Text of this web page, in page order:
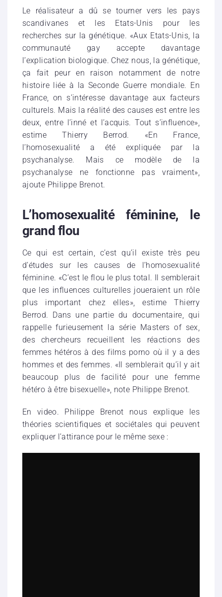
Le réalisateur a dû se tourner vers les pays
scandivanes et les Etats-Unis pour les
recherches sur la génétique. «Aux Etats-Unis, la
communauté gay accepte davantage
l’explication biologique. Chez nous, la génétique,
ça fait peur en raison notamment de notre
histoire liée à la Seconde Guerre mondiale. En
France, on s’intéresse davantage aux facteurs
culturels. Mais la réalité des causes est entre les
deux, entre l’inné et l’acquis. Tout s’influence»,
estime Thierry Berrod. «En France,
l’homosexualité a été expliquée par la
psychanalyse. Mais ce modèle de la
psychanalyse ne fonctionne pas vraiment»,
ajoute Philippe Brenot.
L’homosexualité féminine, le
grand flou
Ce qui est certain, c’est qu’il existe très peu
d’études sur les causes de l’homosexualité
féminine. «C’est le flou le plus total. Il semblerait
que les influences culturelles joueraient un rôle
plus important chez elles», estime Thierry
Berrod. Dans une partie du documentaire, qui
rappelle furieusement la série Masters of sex,
des chercheurs recueillent les réactions des
femmes hétéros à des films porno où il y a des
hommes et des femmes. «Il semblerait qu’il y ait
beaucoup plus de facilité pour une femme
hétéro à être bisexuelle», note Philippe Brenot.
En video. Philippe Brenot nous explique les
théories scientifiques et sociétales qui peuvent
expliquer l’attirance pour le même sexe :